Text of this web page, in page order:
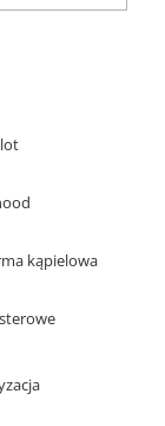
kąpielowa